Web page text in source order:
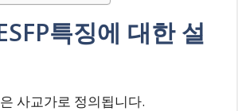
특징에 대한 설
사교가로 정의됩니다.